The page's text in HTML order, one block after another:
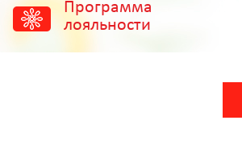
Программа
лояльности